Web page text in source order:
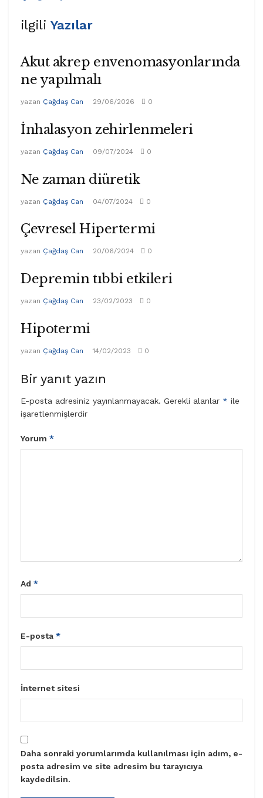
ilgili Yazılar
Akut akrep envenomasyonlarında
ne yapılmalı
yazan Çağdaş Can 29/06/2026 0
İnhalasyon zehirlenmeleri
yazan Çağdaş Can 09/07/2024 0
Ne zaman diüretik
yazan Çağdaş Can 04/07/2024 0
Çevresel Hipertermi
yazan Çağdaş Can 20/06/2024 0
Depremin tıbbi etkileri
yazan Çağdaş Can 23/02/2023 0
Hipotermi
yazan Çağdaş Can 14/02/2023 0
Bir yanıt yazın
E-posta adresiniz yayınlanmayacak. Gerekli alanlar * ile
işaretlenmişlerdir
Yorum *
Ad *
E-posta *
İnternet sitesi
Daha sonraki yorumlarımda kullanılması için adım, e-
posta adresim ve site adresim bu tarayıcıya
kaydedilsin.